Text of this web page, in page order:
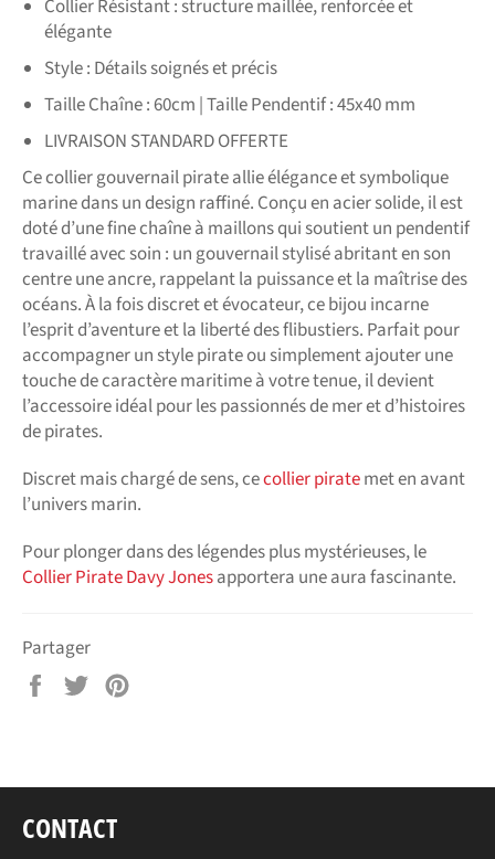
Collier Résistant : structure maillée, renforcée et
élégante
Style : Détails soignés et précis
Taille Chaîne : 60cm | Taille Pendentif : 45x40 mm
LIVRAISON STANDARD OFFERTE
Ce collier gouvernail pirate allie élégance et symbolique
marine dans un design raffiné. Conçu en acier solide, il est
doté d’une fine chaîne à maillons qui soutient un pendentif
travaillé avec soin : un gouvernail stylisé abritant en son
centre une ancre, rappelant la puissance et la maîtrise des
océans. À la fois discret et évocateur, ce bijou incarne
l’esprit d’aventure et la liberté des flibustiers. Parfait pour
accompagner un style pirate ou simplement ajouter une
touche de caractère maritime à votre tenue, il devient
l’accessoire idéal pour les passionnés de mer et d’histoires
de pirates.
Discret mais chargé de sens, cecollier piratemet en avant
l’univers marin.
Pour plonger dans des légendes plus mystérieuses, le
Collier Pirate Davy Jonesapportera une aura fascinante.
Partager
PartagerTweeter
CONTACT